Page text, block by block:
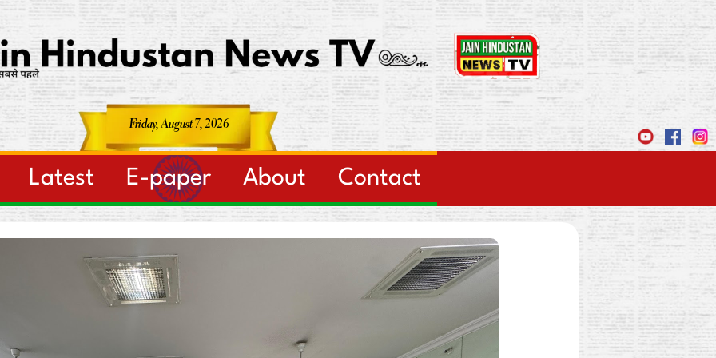
Friday, August 7, 2026
Latest E-paper About Contact